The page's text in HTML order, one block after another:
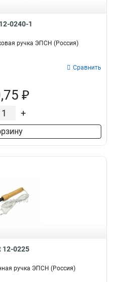
0240-1
ручка ЭПСН (Россия)
Сравнить
₽
+
12-0225
ручка ЭПСН (Россия)